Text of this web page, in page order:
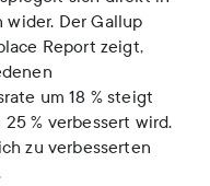
Der Gallup
Report zeigt,
um 18 % steigt
% verbessert wird.
zu verbesserten